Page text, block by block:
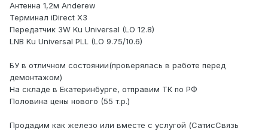
Антенна 1,2м Anderew
Терминал iDirect X3
Передатчик 3W Ku Universal (LO 12.8)
LNB Ku Universal PLL (LO 9.75/10.6)
БУ в отличном состоянии(проверялась в работе перед
демонтажом)
На складе в Екатеринбурге, отправим ТК по РФ
Половина цены нового (55 т.р.)
Продадим как железо или вместе с услугой (СатисСвязь